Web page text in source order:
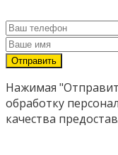
Нажимая
обработку
качества